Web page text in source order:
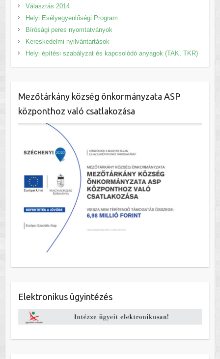
Választás 2014
Helyi Esélyegyenlőségi Program
Bírósági peres nyomtatványok
Kereskedelmi nyilvántartások
Helyi építési szabályzat és kapcsolódó anyagok (TAK, TKR)
Mezőtárkány község önkormányzata ASP
központhoz való csatlakozása
Elektronikus ügyintézés